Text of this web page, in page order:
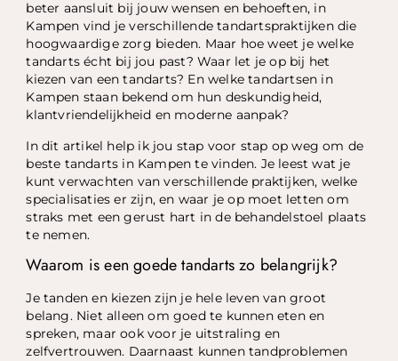
beter aansluit bij jouw wensen en behoeften, in
Kampen vind je verschillende tandartspraktijken die
hoogwaardige zorg bieden. Maar hoe weet je welke
tandarts écht bij jou past? Waar let je op bij het
kiezen van een tandarts? En welke tandartsen in
Kampen staan bekend om hun deskundigheid,
klantvriendelijkheid en moderne aanpak?
In dit artikel help ik jou stap voor stap op weg om de
beste tandarts in Kampen te vinden. Je leest wat je
kunt verwachten van verschillende praktijken, welke
specialisaties er zijn, en waar je op moet letten om
straks met een gerust hart in de behandelstoel plaats
te nemen.
Waarom is een goede tandarts zo belangrijk?
Je tanden en kiezen zijn je hele leven van groot
belang. Niet alleen om goed te kunnen eten en
spreken, maar ook voor je uitstraling en
zelfvertrouwen. Daarnaast kunnen tandproblemen